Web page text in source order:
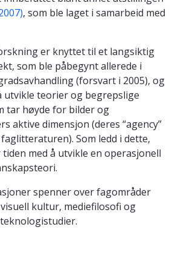
, som ble laget i samarbeid med
er knyttet til et langsiktig
som ble påbegynt allerede i
(forsvart i 2005), og
utvikle teorier og begrepslige
tar høyde for bilder og
aktive dimensjon (deres “agency”
Som ledd i dette,
med å utvikle en operasjonell
spenner over fagområder
kultur, mediefilosofi og